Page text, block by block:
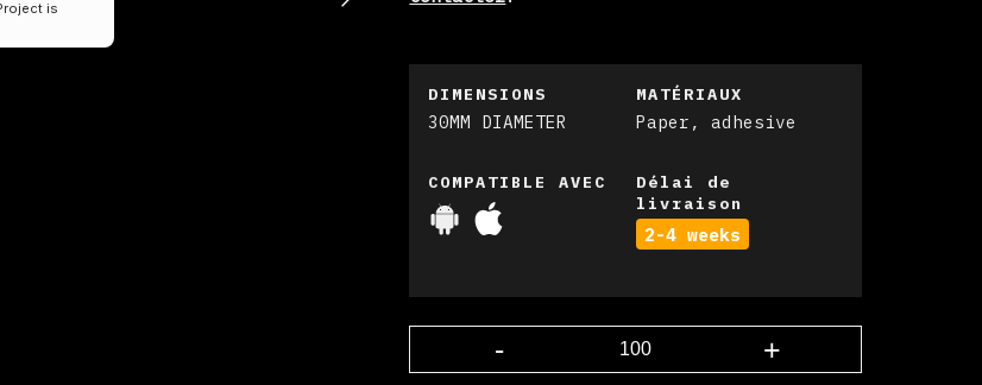
DIMENSIONS
30MM DIAMETER
MATÉRIAUX
Paper, adhesive
COMPATIBLE AVEC
Délai de
livraison
2-4 weeks
- +